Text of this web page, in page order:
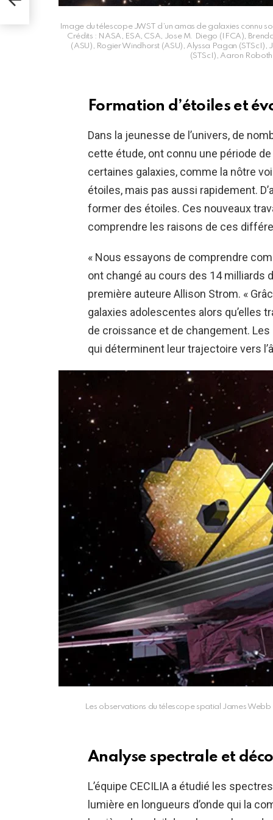
Image du télescope JWST d’un amas de galaxies connu
Crédits : NASA, ESA, CSA, Jose M. Diego (IFCA),
(ASU), Rogier Windhorst (ASU), Alyssa Pagan (STScI),
(STScI), Aaron
Formation d’étoiles et
Dans la jeunesse de l’univers, de
cette étude, ont connu une période
certaines galaxies, comme la nôtre
étoiles, mais pas aussi rapidement.
former des étoiles. Ces nouveaux
comprendre les raisons de ces
« Nous essayons de comprendre
ont changé au cours des 14 milliards
première auteure Allison Strom. «
galaxies adolescentes alors qu’elles
de croissance et de changement.
qui déterminent leur trajectoire vers
Les observations du télescope spatial James
Analyse spectrale et
L’équipe CECILIA a étudié les
lumière en longueurs d’onde qui la